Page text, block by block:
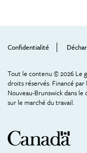
Help
Menu
Confidentialité
Tout le contenu © 2026 Le
droits réservés. Financé
Nouveau-Brunswick dans
sur le marché du travail.